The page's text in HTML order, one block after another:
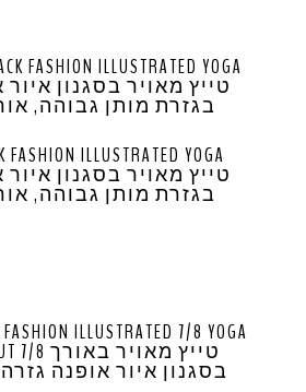
FASHION ILLUSTRATED YOGA
בגזרת מותן גבוהה, אורך